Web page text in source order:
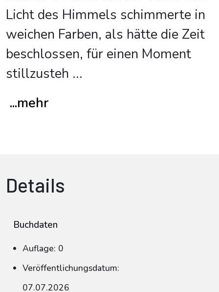
Licht des Himmels schimmerte in
weichen Farben, als hätte die Zeit
beschlossen, für einen Moment
stillzusteh ...
...mehr
Details
Buchdaten
Auflage: 0
Veröffentlichungsdatum:
07.07.2026